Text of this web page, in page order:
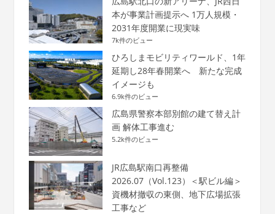
本が事業計画提示へ 1万人規模・
2031年度開業に現実味
7k件のビュー
ひろしまモビリティワールド、1年
延期し28年春開業へ 新たな完成
イメージも
6.9k件のビュー
広島県警察本部別館の建て替え計
画 解体工事進む
5.2k件のビュー
JR広島駅南口再整備
2026.07（Vol.123）＜駅ビル編＞
資機材撤収の東側、地下広場拡張
工事など